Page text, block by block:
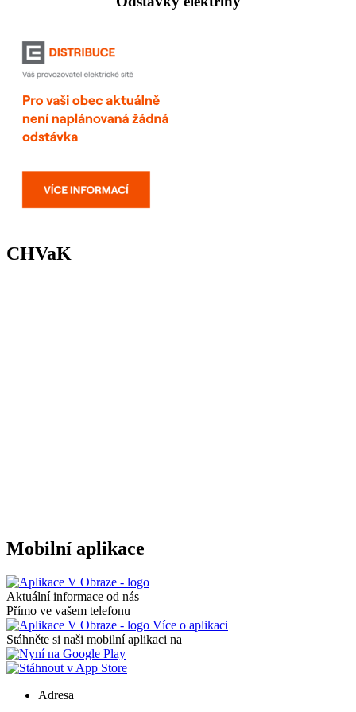
CHVaK
Mobilní aplikace
Aktuální informace od nás
Přímo ve vašem telefonu
Více o aplikaci
Stáhněte si naši mobilní aplikaci na
Adresa